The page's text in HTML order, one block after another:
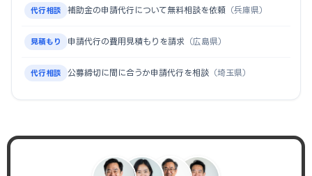
代行相談 補助金の申請代行について無料相談を依頼 （兵庫県）
見積もり 申請代行の費用見積もりを請求 （広島県）
代行相談 公募締切に間に合うか申請代行を相談 （埼玉県）